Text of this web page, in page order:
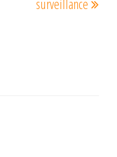
surveillance